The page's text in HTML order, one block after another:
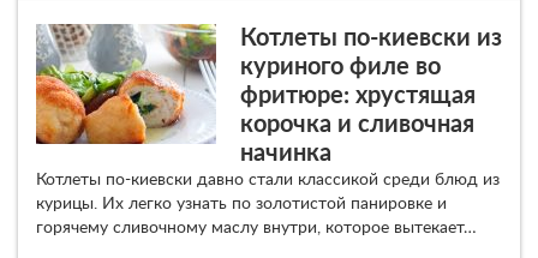
Котлеты по-киевски из
куриного филе во
фритюре: хрустящая
корочка и сливочная
начинка
Котлеты по-киевски давно стали классикой среди блюд из
курицы. Их легко узнать по золотистой панировке и
горячему сливочному маслу внутри, которое вытекает…